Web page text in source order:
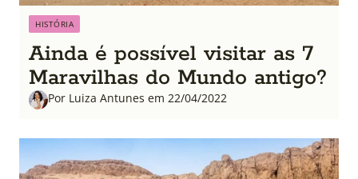
HISTÓRIA
Ainda é possível visitar as 7
Maravilhas do Mundo antigo?
Por Luiza Antunes em 22/04/2022